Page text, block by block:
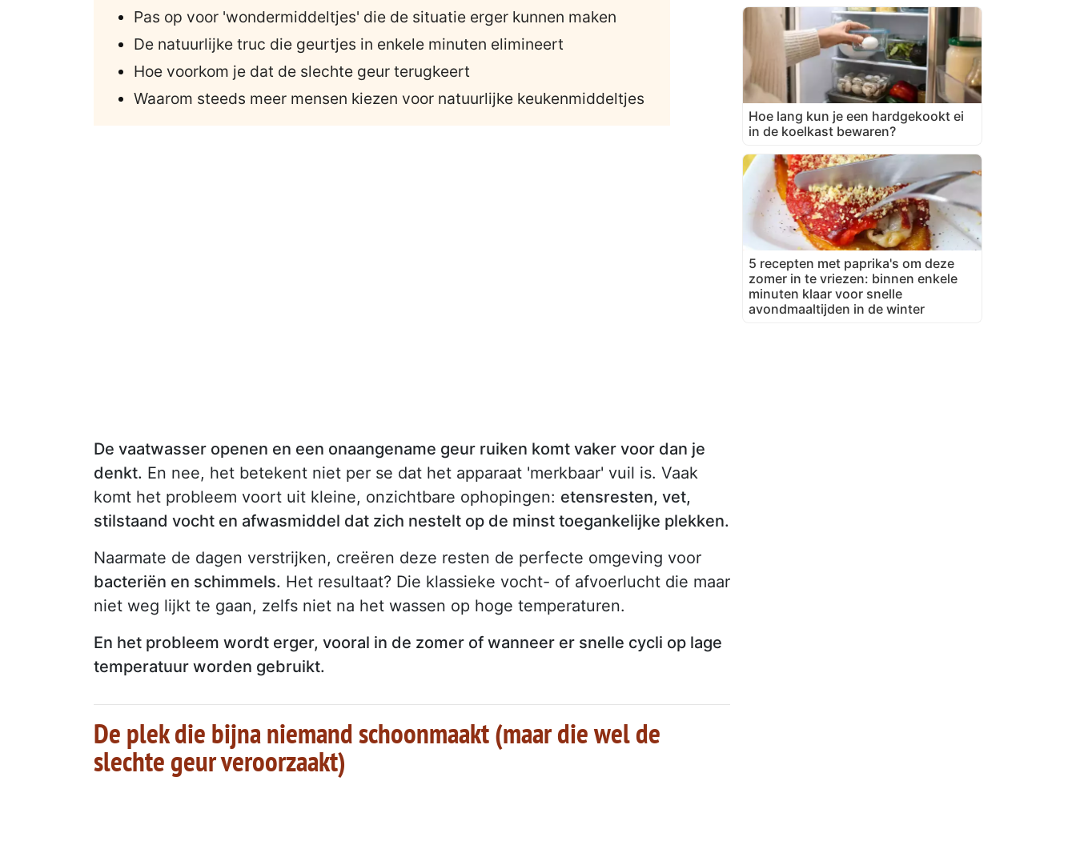
Pas op voor 'wondermiddeltjes' die de situatie erger kunnen maken
De natuurlijke truc die geurtjes in enkele minuten elimineert
Hoe voorkom je dat de slechte geur terugkeert
Waarom steeds meer mensen kiezen voor natuurlijke keukenmiddeltjes
De vaatwasser openen en een onaangename geur ruiken komt vaker voor dan je
denkt. En nee, het betekent niet per se dat het apparaat 'merkbaar' vuil is. Vaak
komt het probleem voort uit kleine, onzichtbare ophopingen: etensresten, vet,
stilstaand vocht en afwasmiddel dat zich nestelt op de minst toegankelijke plekken.
Naarmate de dagen verstrijken, creëren deze resten de perfecte omgeving voor
bacteriën en schimmels. Het resultaat? Die klassieke vocht- of afvoerlucht die maar
niet weg lijkt te gaan, zelfs niet na het wassen op hoge temperaturen.
En het probleem wordt erger, vooral in de zomer of wanneer er snelle cycli op lage
temperatuur worden gebruikt.
De plek die bijna niemand schoonmaakt (maar die wel de
slechte geur veroorzaakt)
Hoe lang kun je een hardgekookt ei
in de koelkast bewaren?
5 recepten met paprika's om deze
zomer in te vriezen: binnen enkele
minuten klaar voor snelle
avondmaaltijden in de winter